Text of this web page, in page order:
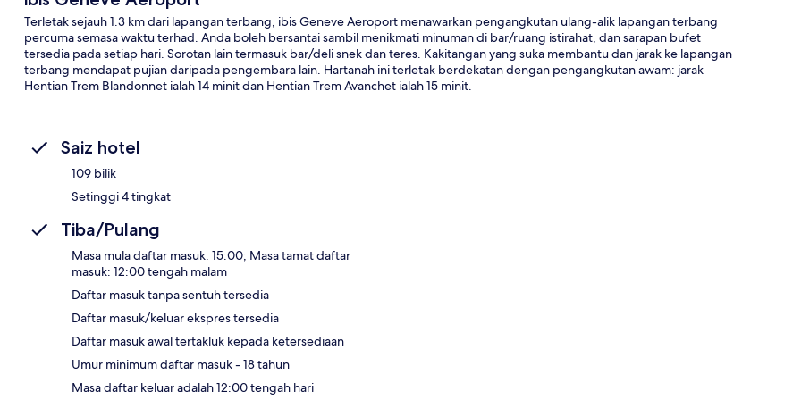
Terletak sejauh 1.3 km dari lapangan terbang, ibis Geneve Aeroport menawarkan pengangkutan ulang-alik lapangan terbang
percuma semasa waktu terhad. Anda boleh bersantai sambil menikmati minuman di bar/ruang istirahat, dan sarapan bufet
tersedia pada setiap hari. Sorotan lain termasuk bar/deli snek dan teres. Kakitangan yang suka membantu dan jarak ke lapangan
terbang mendapat pujian daripada pengembara lain. Hartanah ini terletak berdekatan dengan pengangkutan awam: jarak
Hentian Trem Blandonnet ialah 14 minit dan Hentian Trem Avanchet ialah 15 minit.
Saiz hotel
109 bilik
Setinggi 4 tingkat
Tiba/Pulang
Masa mula daftar masuk: 15:00; Masa tamat daftar
masuk: 12:00 tengah malam
Daftar masuk tanpa sentuh tersedia
Daftar masuk/keluar ekspres tersedia
Daftar masuk awal tertakluk kepada ketersediaan
Umur minimum daftar masuk - 18 tahun
Masa daftar keluar adalah 12:00 tengah hari